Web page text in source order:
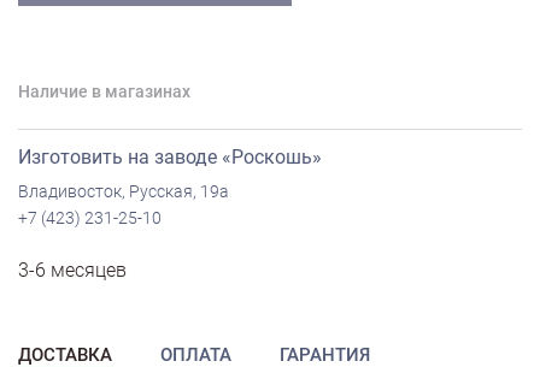
Наличие в магазинах
Изготовить на заводе «Роскошь»
Владивосток, Русская, 19а
+7 (423) 231-25-10
3-6 месяцев
ДОСТАВКА ОПЛАТА ГАРАНТИЯ